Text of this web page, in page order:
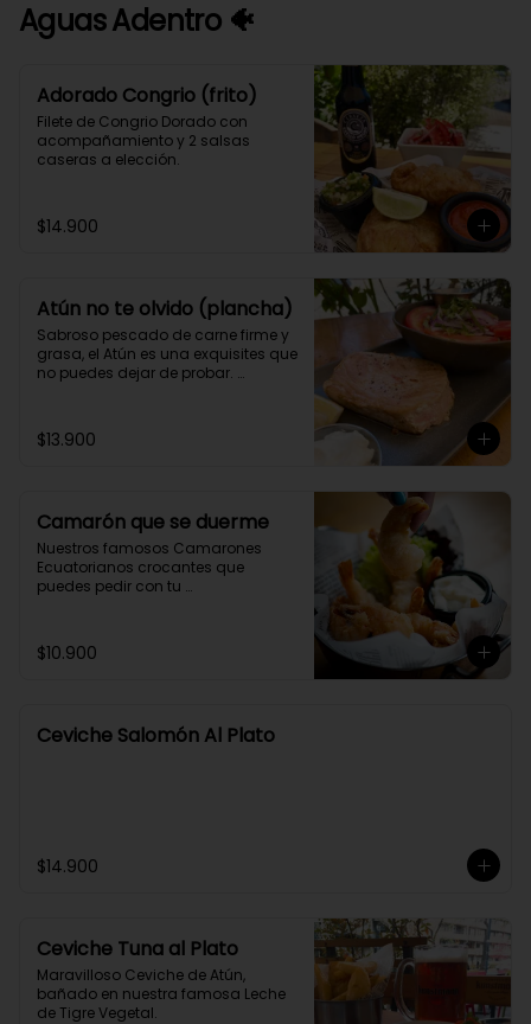
Aguas Adentro 🐠
Adorado Congrio (frito)
Filete de Congrio Dorado con
acompañamiento y 2 salsas
caseras a elección.
$14.900
Atún no te olvido (plancha)
Sabroso pescado de carne firme y
grasa, el Atún es una exquisites que
no puedes dejar de probar.
elección.
$13.900
Camarón que se duerme
Nuestros famosos Camarones
Ecuatorianos crocantes que
puedes pedir con tu
$10.900
Ceviche Salomón Al Plato
$14.900
Ceviche Tuna al Plato
Maravilloso Ceviche de Atún,
bañado en nuestra famosa Leche
de Tigre Vegetal.